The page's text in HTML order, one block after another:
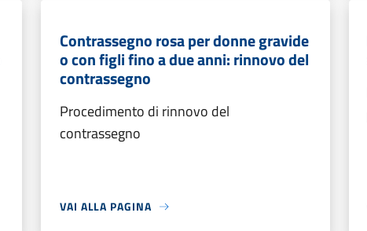
Contrassegno rosa per donne gravide
o con figli fino a due anni: rinnovo del
contrassegno
Procedimento di rinnovo del
contrassegno
VAI ALLA PAGINA